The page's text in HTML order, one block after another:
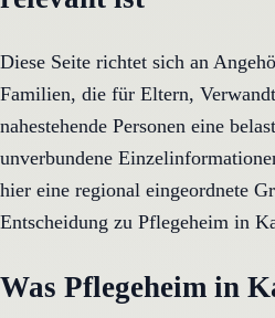
Diese Seite richtet sich an
Familien, die für Eltern,
nahestehende Personen eine
unverbundene
hier eine regional eingeordnete
Entscheidung zu Pflegeheim in
Was Pflegeheim in